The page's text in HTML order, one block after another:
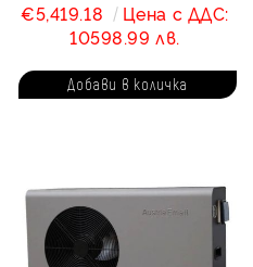
€5,419.18
Цена с ДДС:
10598.99 лв.